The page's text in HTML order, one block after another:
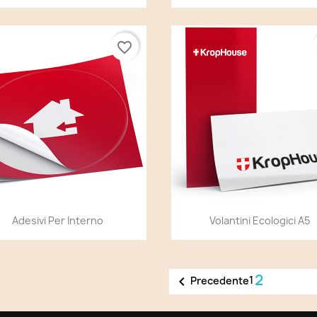
Anteprima
Adesivi Per Interno
favorite_border
Anteprima
Volantini Ecologici A5
 Precedente1 2